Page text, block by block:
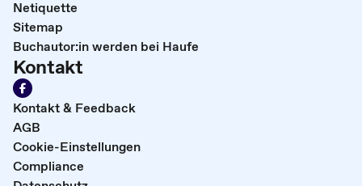
Netiquette
Sitemap
Buchautor:in werden bei Haufe
Kontakt
Kontakt & Feedback
AGB
Cookie-Einstellungen
Compliance